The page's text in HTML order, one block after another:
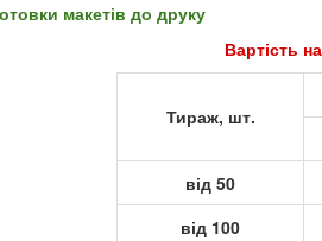
макетів до друку
Вартість
Тираж, шт.
від 50
від 100